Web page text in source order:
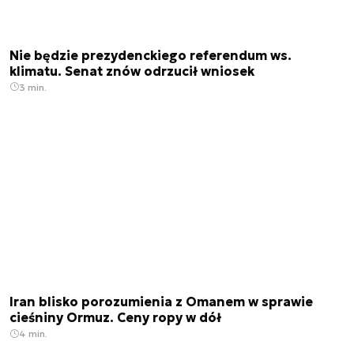
Nie będzie prezydenckiego referendum ws.
klimatu. Senat znów odrzucił wniosek
3 min.
Iran blisko porozumienia z Omanem w sprawie
cieśniny Ormuz. Ceny ropy w dół
4 min.